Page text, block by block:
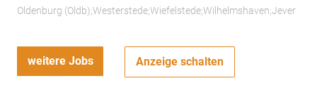
Oldenburg (Oldb);Westerstede;Wiefelstede;Wilhelmshaven;Jever
weitere Jobs Anzeige schalten